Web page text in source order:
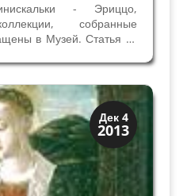
- Эриццо,
собранные
в Музей. Статья из
05/08/2009 Нам
с веронской
в музее, открытом
Дек 4
2013